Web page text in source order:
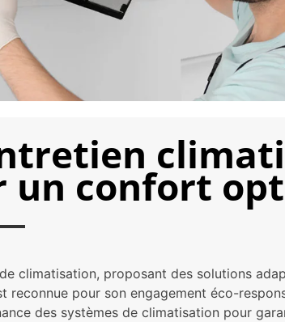
un confort
climatisation, proposant des solutions
reconnue pour son engagement éco-
des systèmes de climatisation pour